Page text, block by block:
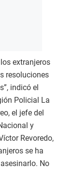
extranjeros
resoluciones
indicó el
Policial La
el jefe del
y
Revoredo,
se ha
No